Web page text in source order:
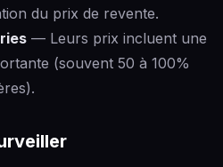
du prix de revente.
— Leurs prix incluent une
(souvent 50 à 100%